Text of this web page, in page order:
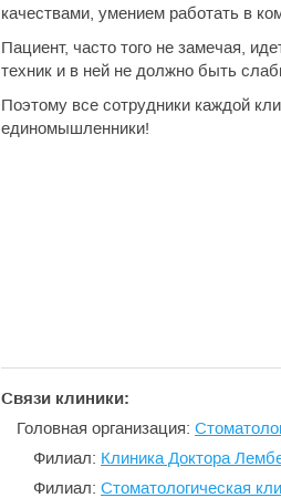
качествами, умением работать в
Пациент, часто того не замечая,
техник и в ней не должно быть
Поэтому все сотрудники каждой
единомышленники!
Связи клиники:
Головная организация:
Филиал: Клиника Доктора
Филиал: Стоматологическая